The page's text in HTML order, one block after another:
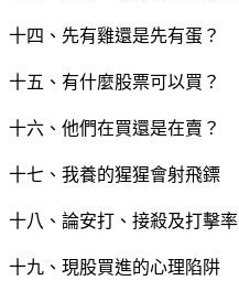
十四、先有雞還是先有蛋？
十五、有什麼股票可以買？
十六、他們在買還是在賣？
十七、我養的猩猩會射飛鏢
十八、論安打、接殺及打擊率
十九、現股買進的心理陷阱